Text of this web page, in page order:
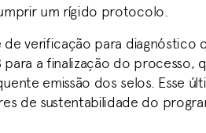
um rígido protocolo.
de verificação para diagnóstico
a finalização do processo,
emissão dos selos. Esse
de sustentabilidade do